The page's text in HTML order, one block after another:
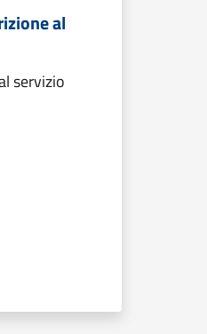
al
servizio